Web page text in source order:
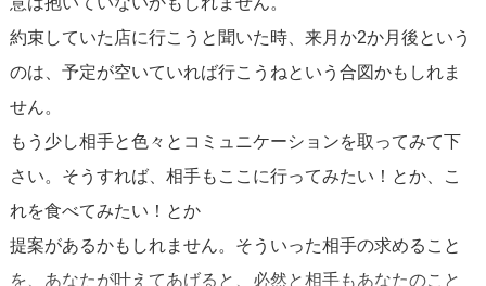
わる可能性がありますので、その場の雰囲気や彼女の感情
を尊重するよう心がけてください。
あなたと彼女との繋がりは、共通の趣味を超えた何かに発
展する可能性を秘めていますが、その次のステップを踏み
出すには、お互いの気持ちをはっきりとさせ、正直なコミ
ュニケーションをとることが重要です。
約束していた店に行こうと聞いた時、来月か2か月後という
のは、予定が空いていれば行こうねという合図かもしれま
せん。
もう少し相手と色々とコミュニケーションを取ってみて下
さい。そうすれば、相手もここに行ってみたい！とか、こ
れを食べてみたい！とか
提案があるかもしれません。そういった相手の求めること
を、あなたが叶えてあげると、必然と相手もあなたのこと